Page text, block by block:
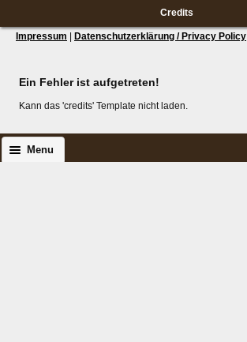
Credits
Impressum Datenschutzerklärung / Privacy Policy
Ein Fehler ist aufgetreten!
Kann das 'credits' Template nicht laden.
Menu